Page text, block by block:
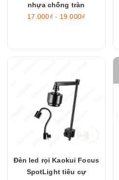
nhựa chống tràn
17.000₫ - 19.000₫
Đèn led rọi Kaokui Focus
SpotLight tiêu cự